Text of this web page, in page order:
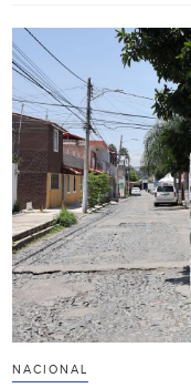
NACIONAL